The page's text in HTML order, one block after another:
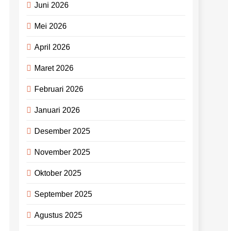
Juni 2026
Mei 2026
April 2026
Maret 2026
Februari 2026
Januari 2026
Desember 2025
November 2025
Oktober 2025
September 2025
Agustus 2025